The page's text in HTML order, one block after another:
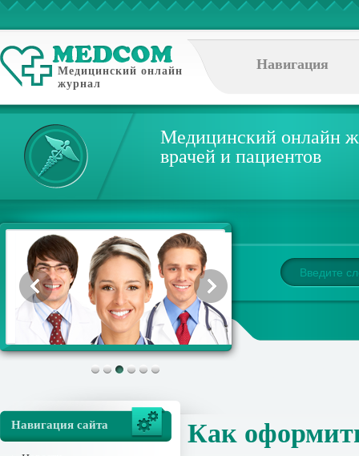
Медицинский онлайн
журнал
Навигация
Медицинский онлайн
врачей и пациентов
Навигация сайта Как